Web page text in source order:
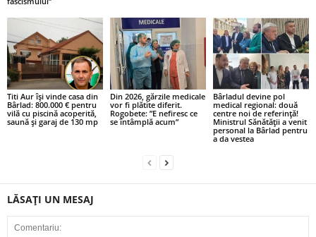
Titi Aur își vinde casa din
Bârlad: 800.000 € pentru
vilă cu piscină acoperită,
saună și garaj de 130 mp
Din 2026, gărzile medicale
vor fi plătite diferit.
Rogobete: ”E nefiresc ce
se întâmplă acum”
Bârladul devine pol
medical regional: două
centre noi de referință!
Ministrul Sănătății a venit
personal la Bârlad pentru
a da vestea
LĂSAȚI UN MESAJ